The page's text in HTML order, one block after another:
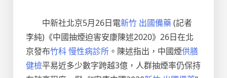
中新社北京5月26日電新竹 出國備藥 (記者
李純)《中國抽煙迫害安康陳述2020》26日在北
京發布竹科 慢性病診所 。陳述指出，中國煙供膳
健檢平易近多少數字跨越3億，人群抽煙率仍保持